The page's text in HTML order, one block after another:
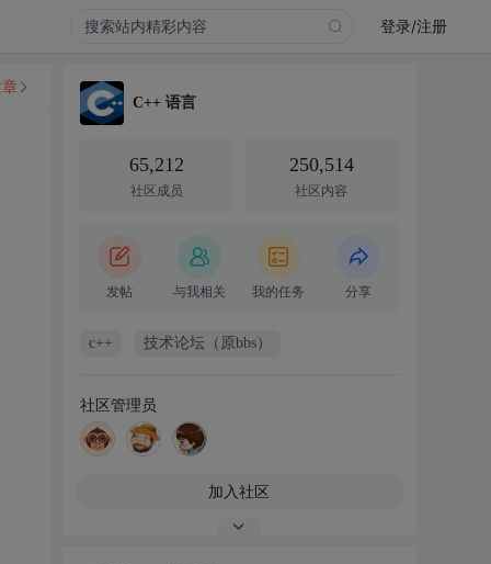
登录/注册
C++ 语言
65,212
社区成员
250,514
社区内容
发帖 与我相关 我的任务 分享
c++ 技术论坛（原bbs）
社区管理员
加入社区